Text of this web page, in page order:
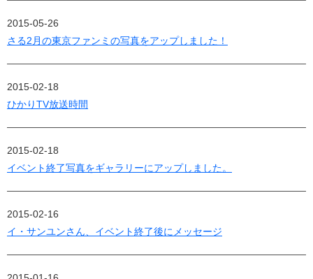
2015-05-26
さる2月の東京ファンミの写真をアップしました！
2015-02-18
ひかりTV放送時間
2015-02-18
イベント終了写真をギャラリーにアップしました。
2015-02-16
イ・サンユンさん、イベント終了後にメッセージ